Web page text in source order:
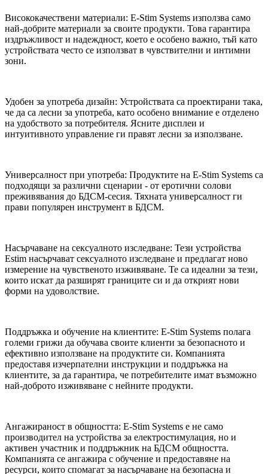
Висококачествени материали: E-Stim Systems използва само
най-добрите материали за своите продукти. Това гарантира
издръжливост и надеждност, което е особено важно, тъй като
устройствата често се използват в чувствителни и интимни
зони.
Удобен за употреба дизайн: Устройствата са проектирани така,
че да са лесни за употреба, като особено внимание е отделено
на удобството за потребителя. Ясните дисплеи и
интуитивното управление ги правят лесни за използване.
Универсалност при употреба: Продуктите на E-Stim Systems са
подходящи за различни сценарии - от еротични солови
преживявания до БДСМ-сесия. Тяхната универсалност ги
прави популярен инструмент в БДСМ.
Насърчаване на сексуалното изследване: Тези устройства
Estim насърчават сексуалното изследване и предлагат ново
измерение на чувственото изживяване. Те са идеални за тези,
които искат да разширят границите си и да открият нови
форми на удоволствие.
Поддръжка и обучение на клиентите: E-Stim Systems полага
големи грижи да обучава своите клиенти за безопасното и
ефективно използване на продуктите си. Компанията
предоставя изчерпателни инструкции и поддръжка на
клиентите, за да гарантира, че потребителите имат възможно
най-доброто изживяване с нейните продукти.
Ангажираност в общността: E-Stim Systems е не само
производител на устройства за електростимулация, но и
активен участник и поддръжник на БДСМ общността.
Компанията се ангажира с обучение и предоставяне на
ресурси, които спомагат за насърчаване на безопасна и